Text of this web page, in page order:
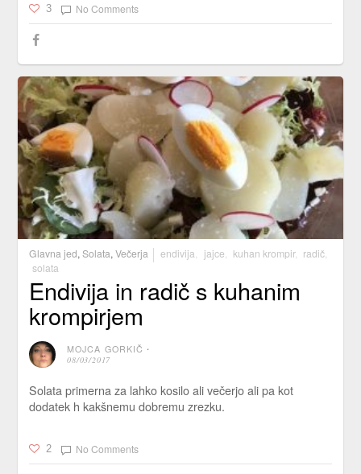
3 No Comments
Glavna jed, Solata, Večerja endivija jajce kuhan krompir, radič
solata
Endivija in radič s kuhanim
krompirjem
MOJCA GORKIČ ⋅
08/03/2017
Solata primerna za lahko kosilo ali večerjo ali pa kot
dodatek h kakšnemu dobremu zrezku.
2 No Comments